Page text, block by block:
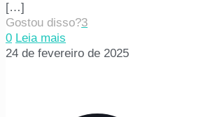
[…]
Gostou disso?3
0 Leia mais
24 de fevereiro de 2025